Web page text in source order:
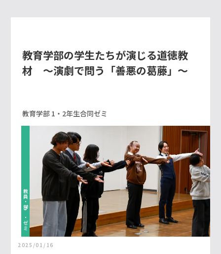
教育学部の学生たちが演じる道徳教
材 ～演劇で問う「善悪の葛藤」～
教育学部 1・2年生合同ゼミ
教員・学び・ゼミ
2025/01/16